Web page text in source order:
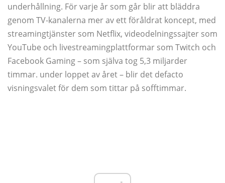
underhållning. För varje år som går blir att bläddra
genom TV-kanalerna mer av ett föråldrat koncept, med
streamingtjänster som Netflix, videodelningssajter som
YouTube och livestreamingplattformar som Twitch och
Facebook Gaming – som själva tog 5,3 miljarder
timmar. under loppet av året – blir det defacto
visningsvalet för dem som tittar på sofftimmar.